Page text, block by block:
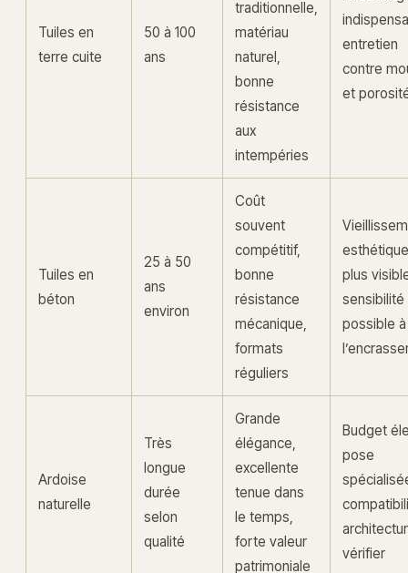
Tuiles en
terre cuite
50 à 100
ans
traditionnelle,
matériau
naturel,
bonne
résistance
aux
intempéries
entretien
contre
et
Tuiles en
béton
25 à 50
ans
environ
Coût
souvent
compétitif,
bonne
résistance
mécanique,
formats
réguliers
esthétique
plus
sensibilité
possible à
Ardoise
naturelle
Très
longue
durée
selon
qualité
Grande
élégance,
excellente
tenue dans
le temps,
forte valeur
patrimoniale
Budget
pose
vérifier